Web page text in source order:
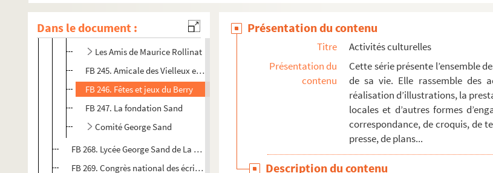
Dans le document :
Les Amis de George Sand
Les Amis de Nohant
Les Amis de Maurice Rollinat
FB 245. Amicale des Vielleux et Cornemuseux du Centre
FB 246. Fêtes et jeux du Berry
FB 247. La fondation Sand
Comité George Sand
FB 268. Lycée George Sand de La Châtre - Prix George Sand
FB 269. Congrès national des écrivains de France et de l’imprimerie – Sur les pas de George Sand
Présentation du contenu
Titre
Activités culturelles
Présentation du
contenu
Cette série présente l’ensemble
de sa vie. Elle rassemble des
réalisation d’illustrations, la
locales et d’autres formes
correspondance, de croquis, de
presse, de plans...
Description du contenu